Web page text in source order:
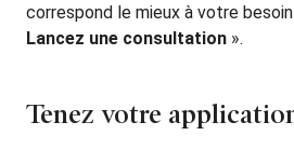
correspond le mieux à votre
Lancez une consultation ».
Tenez votre